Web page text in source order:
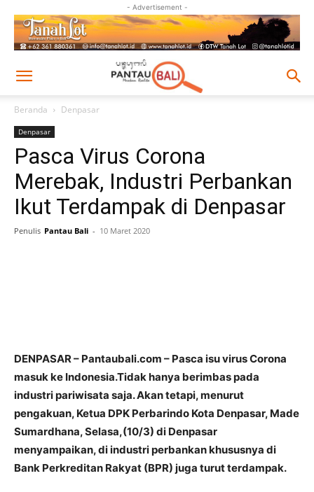
- Advertisement -
Beranda Denpasar
Denpasar
Pasca Virus Corona
Merebak, Industri Perbankan
Ikut Terdampak di Denpasar
Penulis Pantau Bali - 10 Maret 2020
DENPASAR – Pantaubali.com – Pasca isu virus Corona
masuk ke Indonesia.Tidak hanya berimbas pada
industri pariwisata saja. Akan tetapi, menurut
pengakuan, Ketua DPK Perbarindo Kota Denpasar, Made
Sumardhana, Selasa,(10/3) di Denpasar
menyampaikan, di industri perbankan khususnya di
Bank Perkreditan Rakyat (BPR) juga turut terdampak.